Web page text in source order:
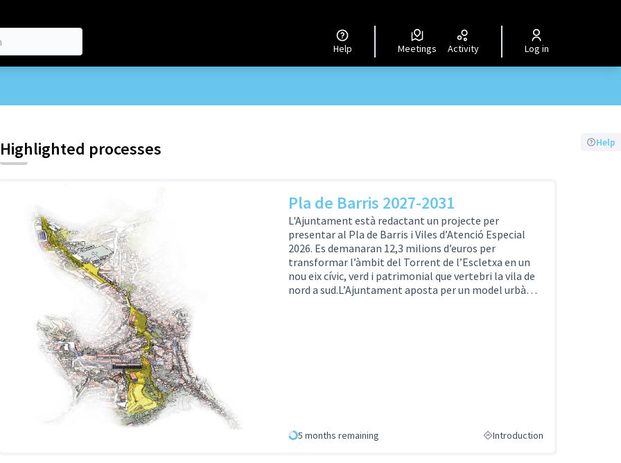
Help Meetings Activity Log in
Help
Highlighted processes
Pla de Barris 2027-2031
L'Ajuntament està redactant un projecte per
presentar al Pla de Barris i Viles d’Atenció Especial
2026. Es demanaran 12,3 milions d’euros per
transformar l’àmbit del Torrent de l’Escletxa en un
nou eix cívic, verd i patrimonial que vertebri la vila de
nord a sud.L’Ajuntament aposta per un model urbà…
5 months remaining Introduction